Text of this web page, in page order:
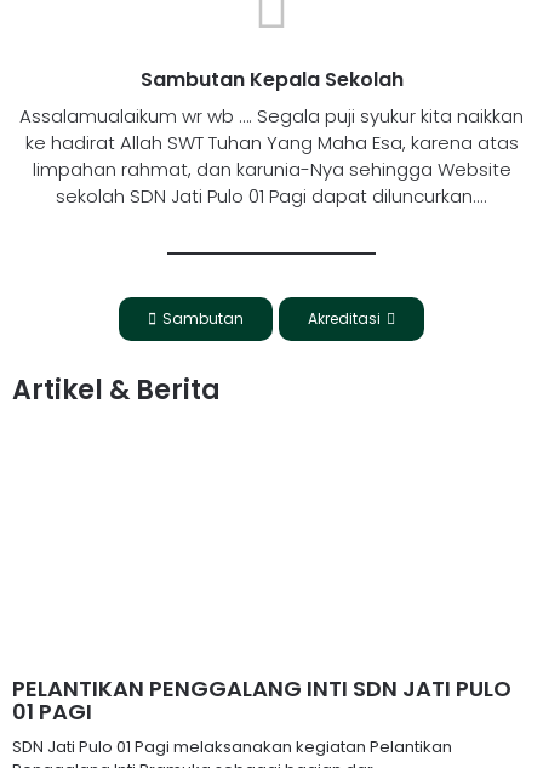
Sambutan Kepala Sekolah
Assalamualaikum wr wb …. Segala puji syukur kita naikkan
ke hadirat Allah SWT Tuhan Yang Maha Esa, karena atas
limpahan rahmat, dan karunia-Nya sehingga Website
sekolah SDN Jati Pulo 01 Pagi dapat diluncurkan....
Sambutan Akreditasi
Artikel & Berita
PELANTIKAN PENGGALANG INTI SDN JATI PULO
01 PAGI
SDN Jati Pulo 01 Pagi melaksanakan kegiatan Pelantikan